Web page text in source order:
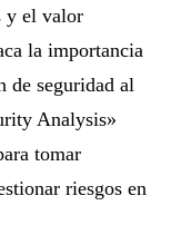
y el valor
la importancia
de seguridad al
Analysis»
tomar
riesgos en